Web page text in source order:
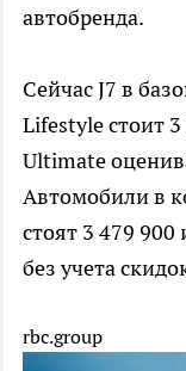
автобренда.
Сейчас J7 в
Lifestyle стоит
Ultimate
Автомобили в
стоят 3 479 900
без учета
rbc.group